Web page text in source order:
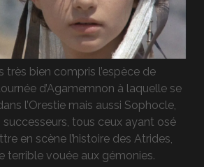
très bien compris l’espèce de
d’Agamemnon à laquelle se
l’Orestie mais aussi Sophocle,
successeurs, tous ceux ayant osé
en scène l’histoire des Atrides,
terrible vouée aux gémonies.